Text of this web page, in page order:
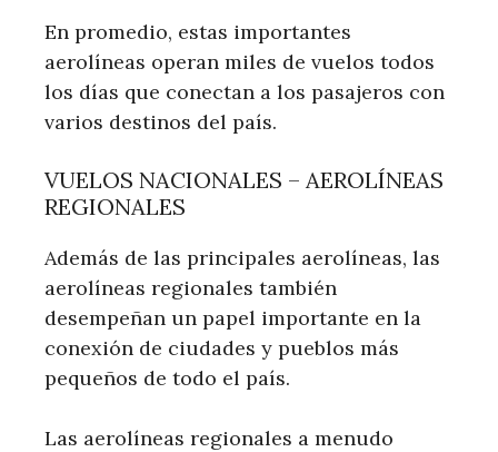
En promedio, estas importantes
aerolíneas operan miles de vuelos todos
los días que conectan a los pasajeros con
varios destinos del país.
VUELOS NACIONALES – AEROLÍNEAS
REGIONALES
Además de las principales aerolíneas, las
aerolíneas regionales también
desempeñan un papel importante en la
conexión de ciudades y pueblos más
pequeños de todo el país.
Las aerolíneas regionales a menudo